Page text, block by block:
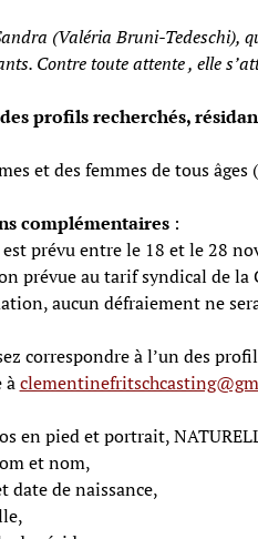
(Valéria Bruni-Tedeschi),
Contre toute attente , elle
profils recherchés,
et des femmes de tous
complémentaires:
prévu entre le 18 et le 28
prévue au tarif syndical de
aucun défraiement ne
correspondre à l’un des
à
en pied et portrait,
et nom,
date de naissance,